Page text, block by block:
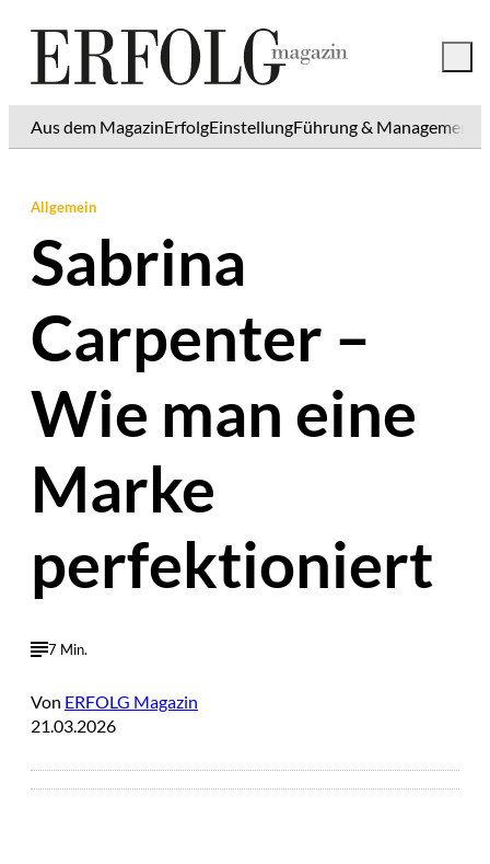
Aus dem MagazinErfolgEinstellungFührung & Management
Allgemein
Sabrina
Carpenter –
Wie man eine
Marke
perfektioniert
7 Min.
Von ERFOLG Magazin
21.03.2026